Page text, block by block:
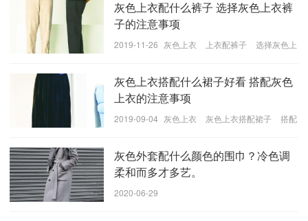
在2019年aj4的30周年纪念日，aj决定在2019年重复aj4的
冷灰色配色。这款aj4酷灰配色于2004年发布，并将于
2019年首次重新发布。这款鞋是aj4，也是经典的aj鞋
款。Aj4鞋身采用灰色哑光皮革制成，手感舒适，质地非
常好。鞋面由灰色麂皮制成，第四代标志性网格也由灰
色制成，外底由黑色制成。鞋跟上有银色标志，鞋底上
的气垫用黄色装饰，有轻微的低调闪光效果。
灰色上衣配什么裤子 选择灰色上衣裤
子的注意事项
2019-11-26 灰色上衣 上衣配裤子
选择灰色上
灰色上衣搭配什么裙子好看 搭配灰色
上衣的注意事项
2019-09-04 灰色上衣 灰色上衣搭配裙子
搭配
灰色外套配什么颜色的围巾？冷色调
柔和而多才多艺。
2020-06-29